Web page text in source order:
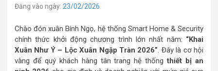
Đăng vào ngày: 23/02/2026
Chào đón xuân Bính Ngọ, hệ thống Smart Home & Security
chính thức khởi động chương trình lớn nhất năm: “Khai
Xuân Như Ý – Lộc Xuân Ngập Tràn 2026”. Đây là cơ hội
vàng để quý khách hàng tân trang hệ thốngthiết bị an